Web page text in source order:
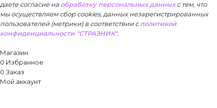
даете согласие на обработку персональных данныхс тем, что
мы осуществляем сбор cookies, данных незарегистрированных
пользователей (метрики) в соответствиисполитикой
конфиденциальности "СТРАЗНИК".
Магазин
0 Избранное
0 Заказ
Мой аккаунт